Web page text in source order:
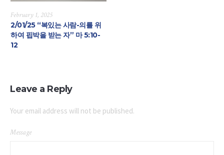
February 1, 2025
2/01/25 “복있는 사람-의를 위
하여 핍박을 받는 자” 마 5:10-
12
Leave a Reply
Your email address will not be published.
Message